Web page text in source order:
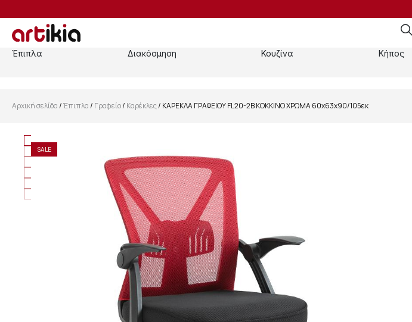
Έπιπλα Διακόσμηση Κουζίνα Κήπος
Αρχική σελίδα/Έπιπλα/ Γραφείο/ Καρέκλες/ ΚΑΡΕΚΛΑ ΓΡΑΦΕΙΟΥ FL20-2Β ΚΟΚΚΙΝΟ ΧΡΩΜΑ 60x63x90/105εκ
SALE